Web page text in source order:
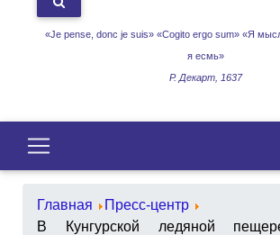
«Je pense, donc je suis» «Cogito ergo sum» «Я
я есмь»
Р. Декарт, 1637
Главная
Пресс-центр
В Кунгурской ледяной